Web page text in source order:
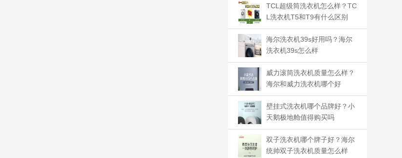
TCL超级筒洗衣机怎么样？TC
L洗衣机T5和T9有什么区别
海尔洗衣机39s好用吗？海尔
洗衣机39s怎么样
威力滚筒洗衣机质量怎么样？
海尔和威力洗衣机哪个好
壁挂式洗衣机哪个品牌好？小
天鹅极地舱值得购买吗
双子洗衣机哪个牌子好？海尔
统帅双子洗衣机质量怎么样